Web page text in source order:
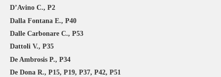
D’Avino C., P2
Dalla Fontana E., P40
Dalle Carbonare C., P53
Dattoli V., P35
De Ambrosis P., P34
De Dona R., P15, P19, P37, P42, P51